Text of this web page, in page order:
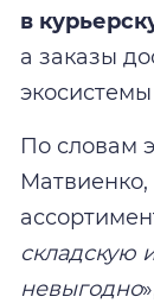
в
а заказы
По словам
складскую
невыгодно